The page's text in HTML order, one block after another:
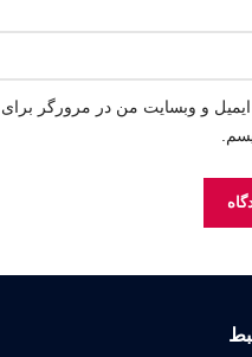
ایمیل و وبسایت من در مرورگر برای